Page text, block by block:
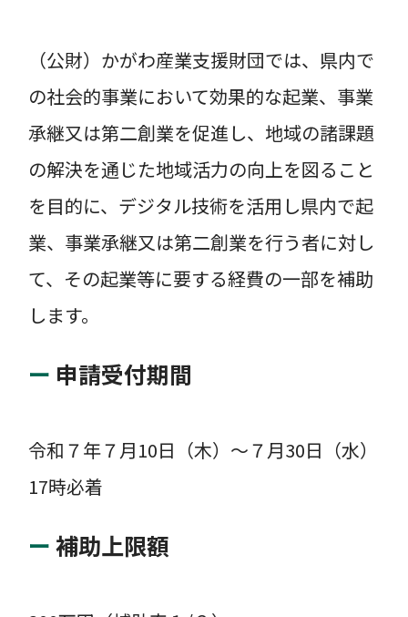
（公財）かがわ産業支援財団では、県内で
の社会的事業において効果的な起業、事業
承継又は第二創業を促進し、地域の諸課題
の解決を通じた地域活力の向上を図ること
を目的に、デジタル技術を活用し県内で起
業、事業承継又は第二創業を行う者に対し
て、その起業等に要する経費の一部を補助
します。
申請受付期間
令和７年７月10日（木）～７月30日（水）
17時必着
補助上限額